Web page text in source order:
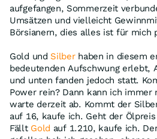
aufgefangen, Sommerzeit
Umsätzen und vielleicht
Börsianern, dies alles ist für mich
Gold und Silberhaben in diesem
bedeutenden Aufschwung erlebt,
und unten fanden jedoch statt.
Power rein? Dann kann ich immer
warte derzeit ab. Kommt der
auf 16, kaufe ich. Geht der
Fällt Gold auf 1.210, kaufe ich.